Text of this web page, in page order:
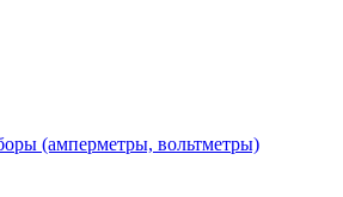
(амперметры, вольтметры)